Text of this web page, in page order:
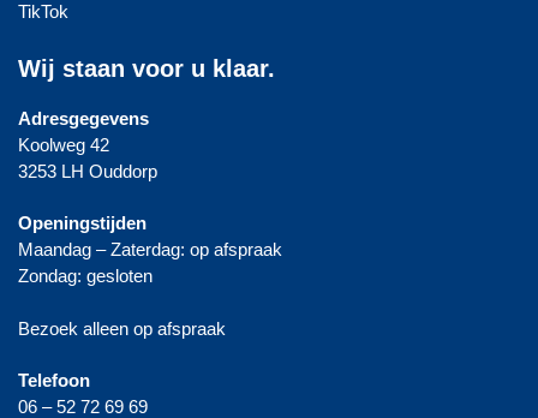
TikTok
Wij staan voor u klaar.
Adresgegevens
Koolweg 42
3253 LH Ouddorp
Openingstijden
Maandag – Zaterdag: op afspraak
Zondag: gesloten
Bezoek alleen op afspraak
Telefoon
06 – 52 72 69 69